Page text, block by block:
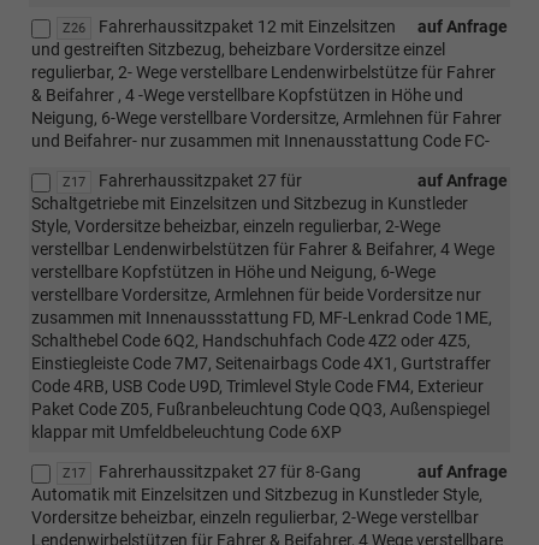
Z26 auf Anfrage
Fahrerhaussitzpaket 12 mit Einzelsitzen
und gestreiften Sitzbezug, beheizbare Vordersitze einzel
regulierbar, 2- Wege verstellbare Lendenwirbelstütze für Fahrer
& Beifahrer , 4 -Wege verstellbare Kopfstützen in Höhe und
Neigung, 6-Wege verstellbare Vordersitze, Armlehnen für Fahrer
und Beifahrer- nur zusammen mit Innenausstattung Code FC-
Z17 auf Anfrage
Fahrerhaussitzpaket 27 für
Schaltgetriebe mit Einzelsitzen und Sitzbezug in Kunstleder
Style, Vordersitze beheizbar, einzeln regulierbar, 2-Wege
verstellbar Lendenwirbelstützen für Fahrer & Beifahrer, 4 Wege
verstellbare Kopfstützen in Höhe und Neigung, 6-Wege
verstellbare Vordersitze, Armlehnen für beide Vordersitze nur
zusammen mit Innenaussstattung FD, MF-Lenkrad Code 1ME,
Schalthebel Code 6Q2, Handschuhfach Code 4Z2 oder 4Z5,
Einstiegleiste Code 7M7, Seitenairbags Code 4X1, Gurtstraffer
Code 4RB, USB Code U9D, Trimlevel Style Code FM4, Exterieur
Paket Code Z05, Fußranbeleuchtung Code QQ3, Außenspiegel
klappar mit Umfeldbeleuchtung Code 6XP
Z17 auf Anfrage
Fahrerhaussitzpaket 27 für 8-Gang
Automatik mit Einzelsitzen und Sitzbezug in Kunstleder Style,
Vordersitze beheizbar, einzeln regulierbar, 2-Wege verstellbar
Lendenwirbelstützen für Fahrer & Beifahrer, 4 Wege verstellbare